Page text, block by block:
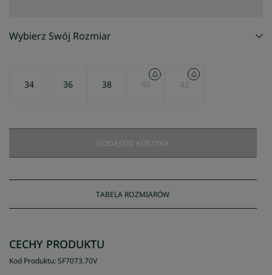
Wybierz Swój Rozmiar
34 36 38 40 42
DODAJ DO KOSZYKA
TABELA ROZMIARÓW
CECHY PRODUKTU
Kod Produktu:SF7073.70V